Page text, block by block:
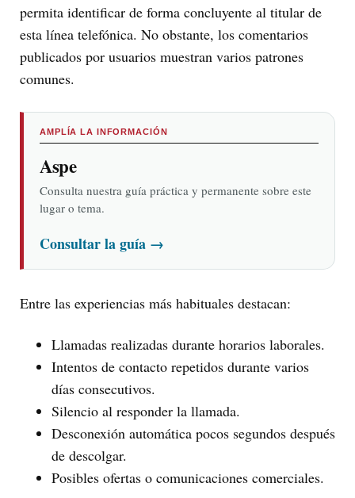
permita identificar de forma concluyente al titular de
esta línea telefónica. No obstante, los comentarios
publicados por usuarios muestran varios patrones
comunes.
AMPLÍA LA INFORMACIÓN
Aspe
Consulta nuestra guía práctica y permanente sobre este
lugar o tema.
Consultar la guía →
Entre las experiencias más habituales destacan:
Llamadas realizadas durante horarios laborales.
Intentos de contacto repetidos durante varios
días consecutivos.
Silencio al responder la llamada.
Desconexión automática pocos segundos después
de descolgar.
Posibles ofertas o comunicaciones comerciales.